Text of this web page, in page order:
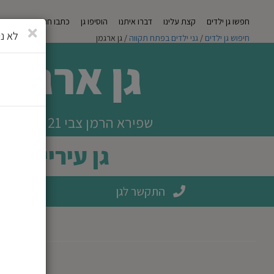
חפשו גן ילדים קצת עלינו דברו איתנו הוסיפו גן כתבו חוות דעת
חיפוש גן ילדים / גני ילדים בפתח תקווה / גן ארגמן
גן ארגמן
שפירא הרמן צבי 21 פתח תקווה
גן עירייה
התקשר לגן
סגירה
לא